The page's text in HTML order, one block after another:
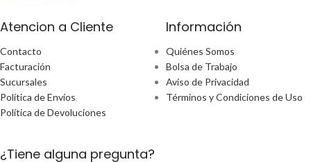
Atencion a Cliente
Contacto
Facturación
Sucursales
Política de Envíos
Política de Devoluciones
Información
Quiénes Somos
Bolsa de Trabajo
Aviso de Privacidad
Términos y Condiciones de Uso
¿Tiene alguna pregunta?